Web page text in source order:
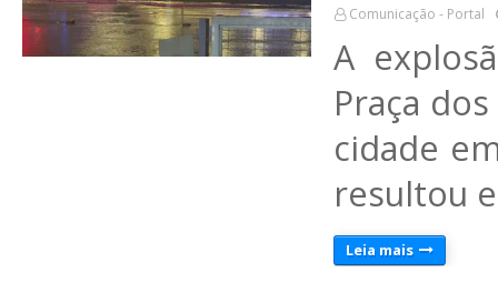
Comunicação - Portal
A
Praça
cidade
resultou
Leia mais